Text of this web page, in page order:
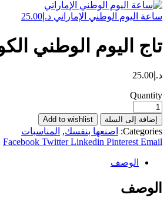
ساعة اليوم الوطني الإماراتي د.إ 25.00
تاج اليوم الوطني
د.إ 25.00
Quantity
إضافة إلى السلة Add to wishlist
Categories: اصنعها بنفسك, المناسبات
Facebook Twitter Linkedin Pinterest Email
الوصف
الوصف